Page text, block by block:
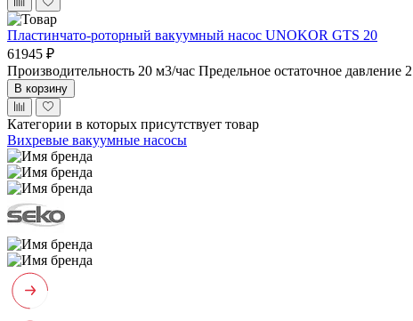
Пластинчато-роторный вакуумный насос UNOKOR GTS 20
61945 ₽
Производительность 20 м3/час Предельное остаточное давление
В корзину
Категории в которых присутствует товар
Вихревые вакуумные насосы